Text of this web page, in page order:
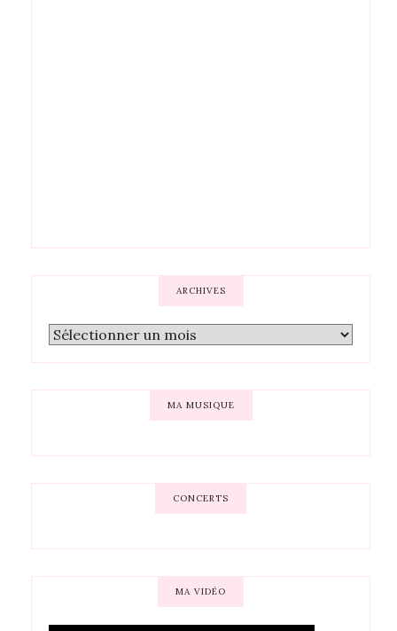
ARCHIVES
MA MUSIQUE
CONCERTS
MA VIDÉO